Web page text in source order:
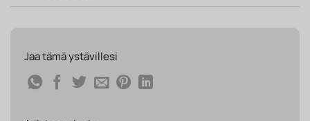
Jaa tämä ystävillesi